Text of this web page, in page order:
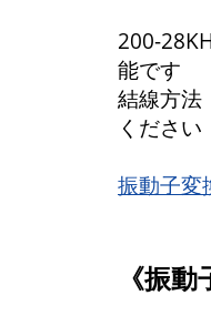
200-
能です
結線方
ください
振動子変
《振